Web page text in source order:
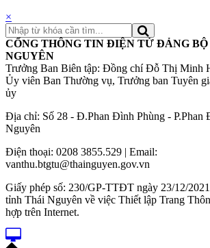
×
CỔNG THÔNG TIN ĐIỆN TỬ ĐẢNG
NGUYÊN
Trưởng Ban Biên tập: Đồng chí Đỗ Thị Minh
Ủy viên Ban Thường vụ, Trưởng ban Tuyên
ủy
Địa chỉ: Số 28 - Đ.Phan Đình Phùng - P.Phan
Nguyên
Điện thoại: 0208 3855.529 | Email:
vanthu.btgtu@thainguyen.gov.vn
Giấy phép số: 230/GP-TTĐT ngày 23/12/
tỉnh Thái Nguyên về việc Thiết lập Trang
hợp trên Internet.